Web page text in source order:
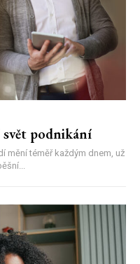
podnikání
mění téměř každým dnem, už